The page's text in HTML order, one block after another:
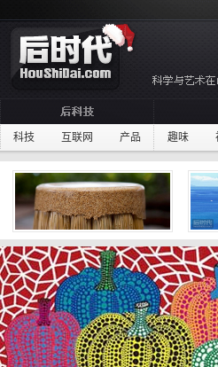
科技 互联网 产品 趣味